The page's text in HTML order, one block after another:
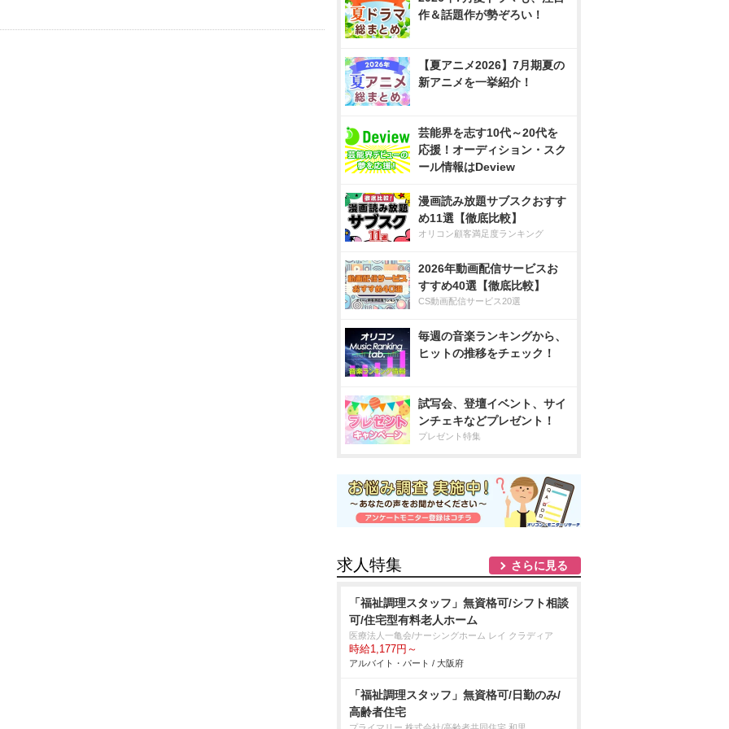
作＆話題作が勢ぞろい！
【夏アニメ2026】7月期夏の
新アニメを一挙紹介！
芸能界を志す10代～20代を
応援！オーディション・スク
ール情報はDeview
漫画読み放題サブスクおすす
め11選【徹底比較】
オリコン顧客満足度ランキング
2026年動画配信サービスお
すすめ40選【徹底比較】
CS動画配信サービス20選
毎週の音楽ランキングから、
ヒットの推移をチェック！
試写会、登壇イベント、サイ
ンチェキなどプレゼント！
プレゼント特集
求人特集 さらに見る
「福祉調理スタッフ」無資格可/シフト相談
可/住宅型有料老人ホーム
医療法人一亀会/ナーシングホーム レイ クラディア
時給1,177円～
アルバイト・パート / 大阪府
「福祉調理スタッフ」無資格可/日勤のみ/
高齢者住宅